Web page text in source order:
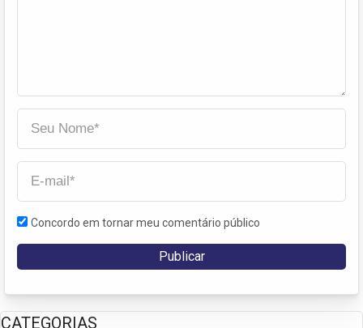
Concordo em tornar meu comentário público
CATEGORIAS